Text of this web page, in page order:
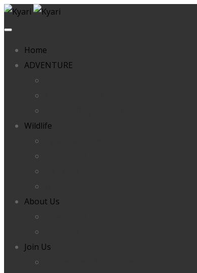
Home
ADVENTURE
Wildlife
About Us
Join Us